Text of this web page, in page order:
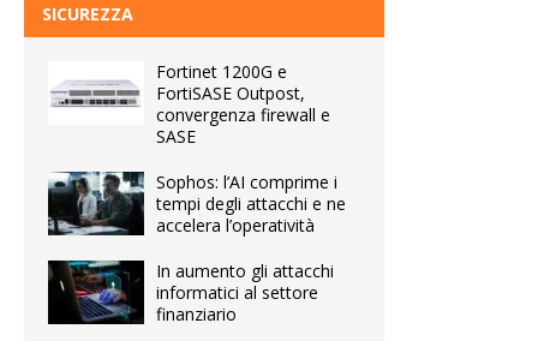
SICUREZZA
Fortinet 1200G e
FortiSASE Outpost,
convergenza firewall e
SASE
Sophos: l’AI comprime i
tempi degli attacchi e ne
accelera l’operatività
In aumento gli attacchi
informatici al settore
finanziario